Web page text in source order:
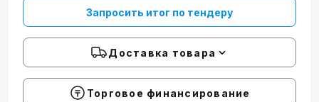
Запросить итог по тендеру
Доставка товара
Торговое финансирование